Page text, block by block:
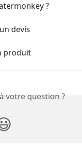
?
devis
produit
votre question ?